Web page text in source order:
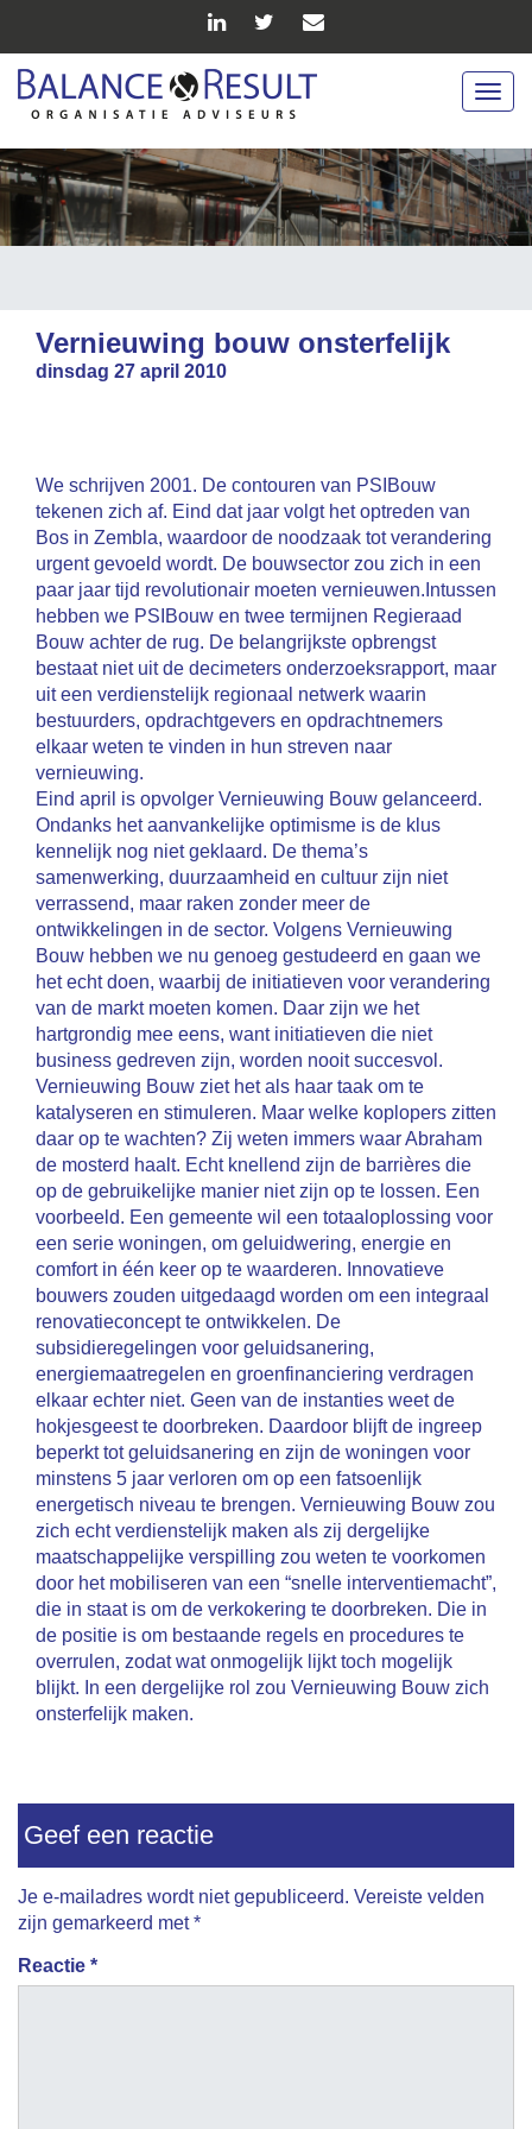
Vernieuwing bouw onsterfelijk
dinsdag 27 april 2010
We schrijven 2001. De contouren van PSIBouw
tekenen zich af. Eind dat jaar volgt het optreden van
Bos in Zembla, waardoor de noodzaak tot verandering
urgent gevoeld wordt. De bouwsector zou zich in een
paar jaar tijd revolutionair moeten vernieuwen.Intussen
hebben we PSIBouw en twee termijnen Regieraad
Bouw achter de rug. De belangrijkste opbrengst
bestaat niet uit de decimeters onderzoeksrapport, maar
uit een verdienstelijk regionaal netwerk waarin
bestuurders, opdrachtgevers en opdrachtnemers
elkaar weten te vinden in hun streven naar
vernieuwing.
Eind april is opvolger Vernieuwing Bouw gelanceerd.
Ondanks het aanvankelijke optimisme is de klus
kennelijk nog niet geklaard. De thema’s
samenwerking, duurzaamheid en cultuur zijn niet
verrassend, maar raken zonder meer de
ontwikkelingen in de sector. Volgens Vernieuwing
Bouw hebben we nu genoeg gestudeerd en gaan we
het echt doen, waarbij de initiatieven voor verandering
van de markt moeten komen. Daar zijn we het
hartgrondig mee eens, want initiatieven die niet
business gedreven zijn, worden nooit succesvol.
Vernieuwing Bouw ziet het als haar taak om te
katalyseren en stimuleren. Maar welke koplopers zitten
daar op te wachten? Zij weten immers waar Abraham
de mosterd haalt. Echt knellend zijn de barrières die
op de gebruikelijke manier niet zijn op te lossen. Een
voorbeeld. Een gemeente wil een totaaloplossing voor
een serie woningen, om geluidwering, energie en
comfort in één keer op te waarderen. Innovatieve
bouwers zouden uitgedaagd worden om een integraal
renovatieconcept te ontwikkelen. De
subsidieregelingen voor geluidsanering,
energiemaatregelen en groenfinanciering verdragen
elkaar echter niet. Geen van de instanties weet de
hokjesgeest te doorbreken. Daardoor blijft de ingreep
beperkt tot geluidsanering en zijn de woningen voor
minstens 5 jaar verloren om op een fatsoenlijk
energetisch niveau te brengen. Vernieuwing Bouw zou
zich echt verdienstelijk maken als zij dergelijke
maatschappelijke verspilling zou weten te voorkomen
door het mobiliseren van een “snelle interventiemacht”,
die in staat is om de verkokering te doorbreken. Die in
de positie is om bestaande regels en procedures te
overrulen, zodat wat onmogelijk lijkt toch mogelijk
blijkt. In een dergelijke rol zou Vernieuwing Bouw zich
onsterfelijk maken.
Geef een reactie
Je e-mailadres wordt niet gepubliceerd. Vereiste velden
zijn gemarkeerd met*
Reactie *